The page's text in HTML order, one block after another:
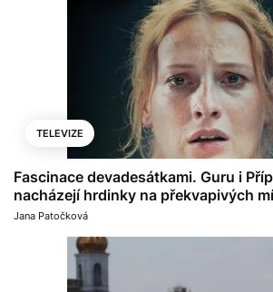
TELEVIZE
Fascinace devadesátkami. Guru i
nacházejí hrdinky na překvapivých
Jana Patočková